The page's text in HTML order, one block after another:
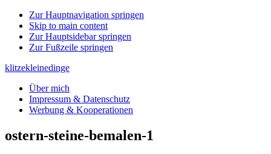
Zur Hauptnavigation springen
Skip to main content
Zur Hauptsidebar springen
Zur Fußzeile springen
klitzekleinedinge
Über mich
Impressum & Datenschutz
Werbung & Kooperationen
ostern-steine-bemalen-1